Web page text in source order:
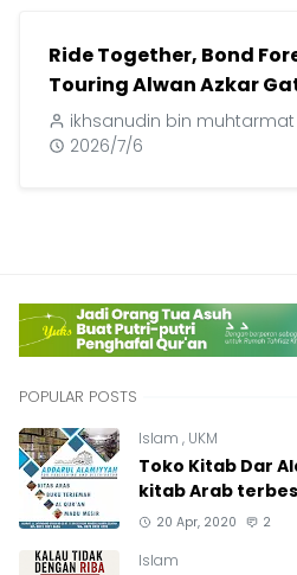
Ride Together, Bond
Touring Alwan Azkar
ikhsanudin bin
2026/7/6
POPULAR POSTS
Islam , UKM
Toko Kitab Dar
kitab Arab
20 Apr, 2020 2
Islam